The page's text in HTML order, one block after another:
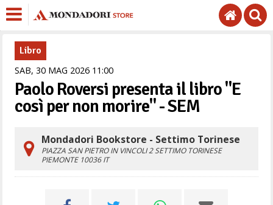
Libro
SAB,30 MAG 2026 1100
Paolo Roversi presenta il libro "E
così per non morire" - SEM
Mondadori Bookstore - Settimo Torinese
PIAZZA SAN PIETRO IN VINCOLI 2SETTIMO TORINESE
PIEMONTE 10036 IT